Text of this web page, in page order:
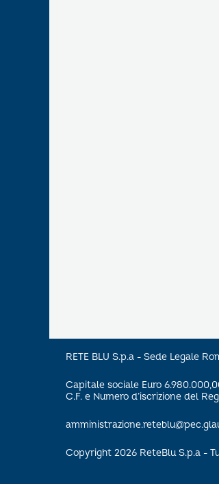
RETE BLU S.p.a - Sede Legale
Capitale sociale Euro
C.F. e Numero d’iscrizione del
Copyright 2026 ReteBlu S.p.a -